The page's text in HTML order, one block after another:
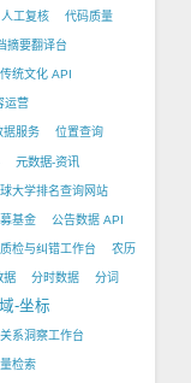
人工复核 代码质量
摘要翻译台
传统文化 API
运营
据服务 位置查询
元数据-资讯
大学排名查询网站
基金 公告数据 API
检与纠错工作台 农历
据 分时数据 分词
-坐标
系洞察工作台
检索